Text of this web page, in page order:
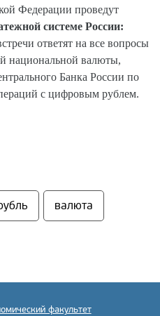
Федерации проведут
системе России:
ответят на все вопросы
национальной валюты,
Банка России по
с цифровым рублем.
валюта
факультет